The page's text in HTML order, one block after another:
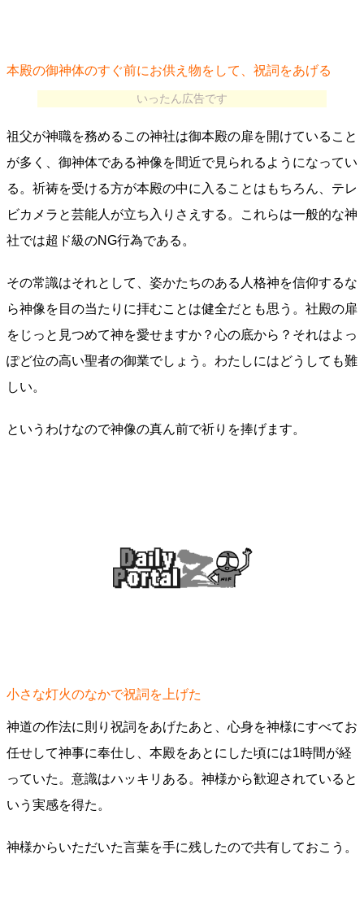
本殿の御神体のすぐ前にお供え物をして、祝詞をあげる
いったん広告です
祖父が神職を務めるこの神社は御本殿の扉を開けていること
が多く、御神体である神像を間近で見られるようになってい
る。祈祷を受ける方が本殿の中に入ることはもちろん、テレ
ビカメラと芸能人が立ち入りさえする。これらは一般的な神
社では超ド級のNG行為である。
その常識はそれとして、姿かたちのある人格神を信仰するな
ら神像を目の当たりに拝むことは健全だとも思う。社殿の扉
をじっと見つめて神を愛せますか？心の底から？それはよっ
ぽど位の高い聖者の御業でしょう。わたしにはどうしても難
しい。
というわけなので神像の真ん前で祈りを捧げます。
小さな灯火のなかで祝詞を上げた
神道の作法に則り祝詞をあげたあと、心身を神様にすべてお
任せして神事に奉仕し、本殿をあとにした頃には1時間が経
っていた。意識はハッキリある。神様から歓迎されていると
いう実感を得た。
神様からいただいた言葉を手に残したので共有しておこう。